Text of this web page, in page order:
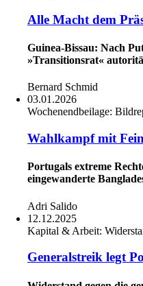
Alle Macht dem
Guinea-Bissau: Nach
»Transitionsrat«
Bernard Schmid
03.01.2026
Wochenendbeilage:
Wahlkampf mit
Portugals extreme
eingewanderte
Adri Salido
12.12.2025
Kapital & Arbeit:
Generalstreik legt